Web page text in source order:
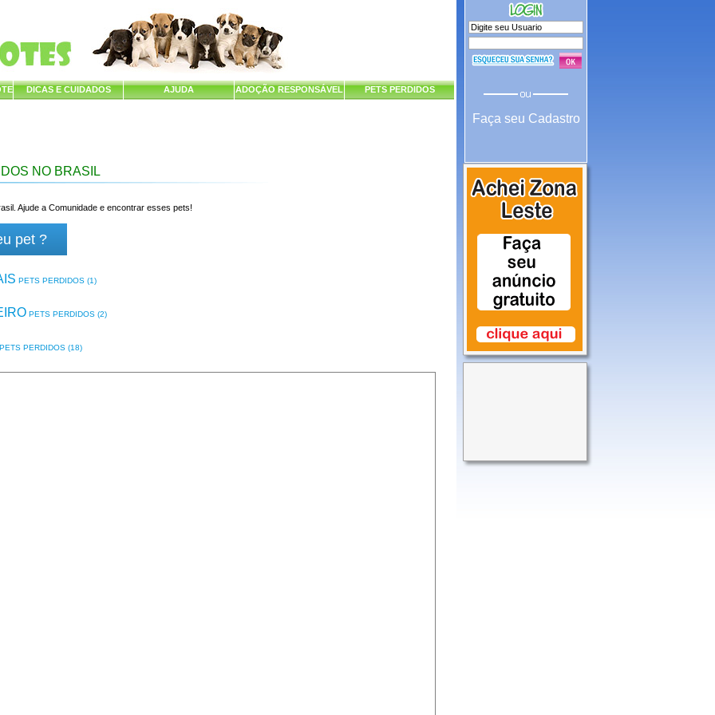
DICAS E CUIDADOS AJUDA ADOÇÃO RESPONSÁVEL PETS PERDIDOS
NO BRASIL
Ajude a Comunidade e encontrar esses pets!
pet ?
PETS PERDIDOS (1)
PETS PERDIDOS (2)
PETS PERDIDOS (18)
Faça seu Cadastro